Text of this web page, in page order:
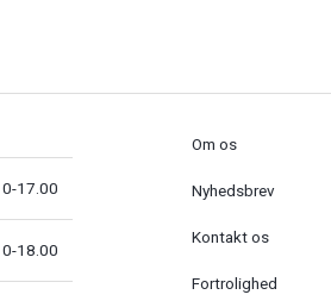
17.00
18.00
Om os
Nyhedsbrev
Kontakt os
Fortrolighed